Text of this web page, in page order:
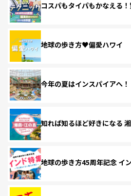
コスパもタイパもかなえる
地球の歩き方♥偏愛ハワイ
今年の夏はインスパイアへ！
知れば知るほど好きになる
地球の歩き方45周年記念 イ